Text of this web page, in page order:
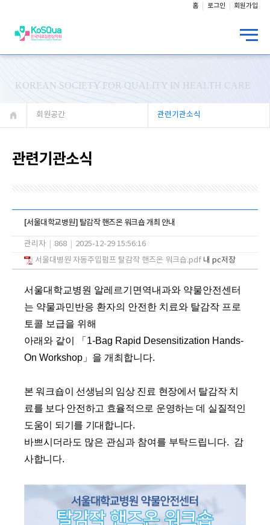
홈 로그인 회원가입
KOREAN SOCIETY FOR QUALITY IN HEALTH CARE
회원공간 관련기관소식
관련기관소식
[서울대학교병원] 탈감작 핸즈온 워크숍 개최 안내
관리자 868
2025-12-29 15:56:16
서울대병원 자동주입펌프 탈감작 핸즈온 워크숍.pdf 내 pc저장
서울대학교병원 알레르기면역내과와 약물안전센터
는 약물과민반응 환자의 안전한 치료와 탈감작 프로
토콜 보급을 위해
아래와 같이
「 1-Bag Rapid Desensitization Hands-
On Workshop 」 을 개최합니다.
본 워크숍이 선생님의 임상 진료 현장에서 탈감작 치
료를 보다 안전하고 효율적으로 운영하는 데 실질적인
도움이 되기를 기대합니다.
바쁘시더라도 많은 관심과 참여를 부탁드립니다. 감
사합니다.